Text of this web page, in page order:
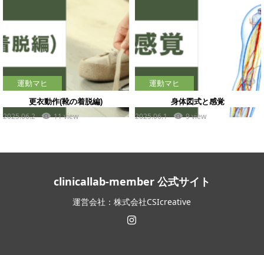
運動マヒ
更衣動作(靴の着脱編)
2025.06.2 11 view
運動マヒ
身体図式と感覚
2025.06.1 9 view
clinicallab-member 公式サイト
運営会社：株式会社CSIcreative